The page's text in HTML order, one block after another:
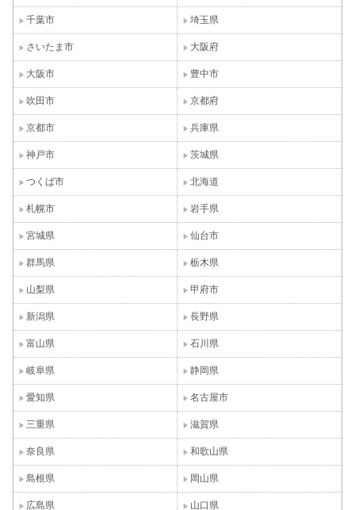
千葉市 埼玉県
さいたま市 大阪府
大阪市 豊中市
吹田市 京都府
京都市 兵庫県
神戸市 茨城県
つくば市 北海道
札幌市 岩手県
宮城県 仙台市
群馬県 栃木県
山梨県 甲府市
新潟県 長野県
富山県 石川県
岐阜県 静岡県
愛知県 名古屋市
三重県 滋賀県
奈良県 和歌山県
島根県 岡山県
広島県 山口県